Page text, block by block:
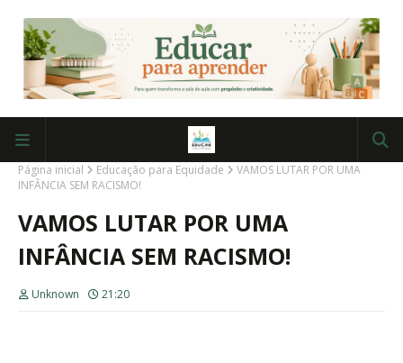
Página inicial Educação para Equidade
VAMOS LUTAR POR UMA
INFÂNCIA SEM RACISMO!
VAMOS LUTAR POR UMA
INFÂNCIA SEM RACISMO!
Unknown 21:20